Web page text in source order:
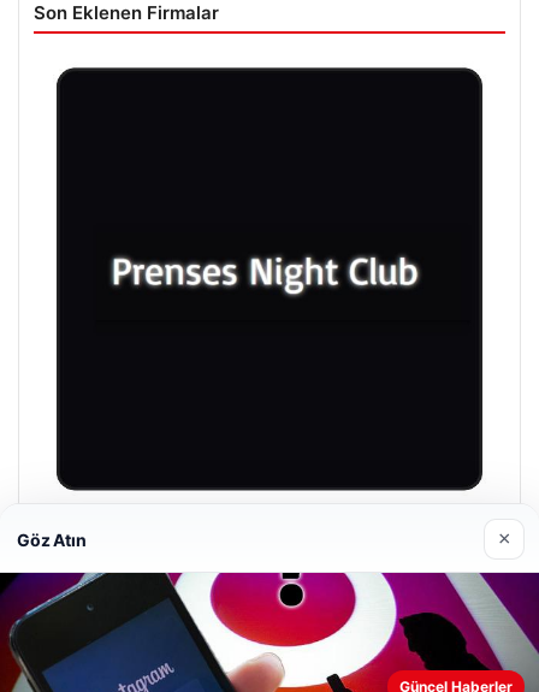
Son Eklenen Firmalar
Prenses Night Club
Nisan 29, 2026
Göz Atın ×
Güncel Haberler